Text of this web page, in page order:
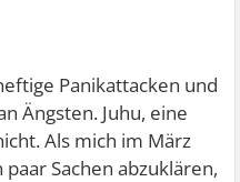
Panikattacken und
Ängsten. Juhu, eine
Als mich im März
Sachen abzuklären,